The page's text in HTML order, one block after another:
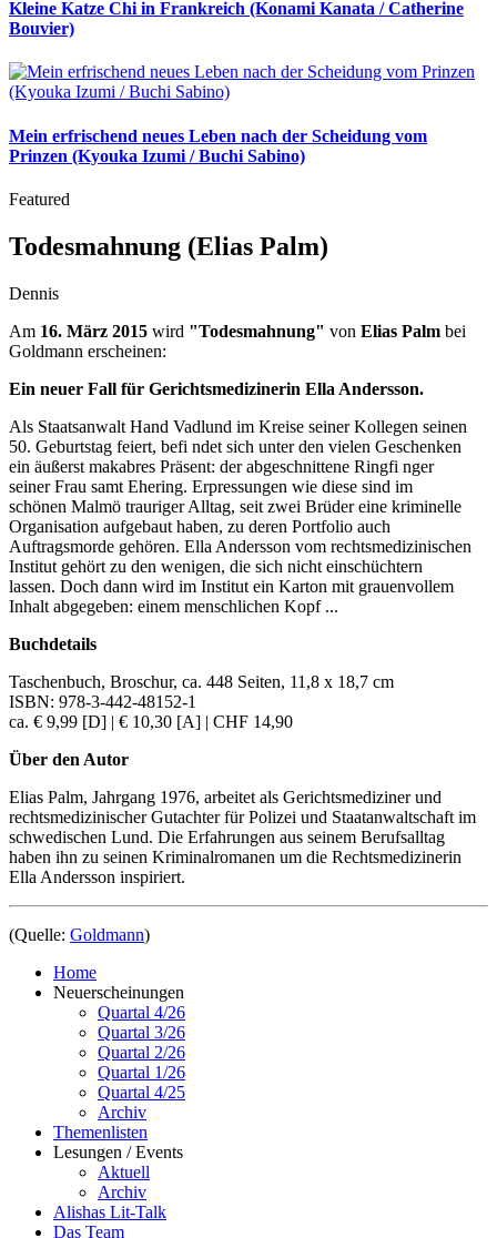
Kleine Katze Chi in Frankreich (Konami Kanata / Catherine
Bouvier)
Mein erfrischend neues Leben nach der Scheidung vom
Prinzen (Kyouka Izumi / Buchi Sabino)
Featured
Todesmahnung (Elias Palm)
Dennis
Am 16. März 2015 wird "Todesmahnung" von Elias Palm bei
Goldmann erscheinen:
Ein neuer Fall für Gerichtsmedizinerin Ella Andersson.
Als Staatsanwalt Hand Vadlund im Kreise seiner Kollegen seinen
50. Geburtstag feiert, befi ndet sich unter den vielen Geschenken
ein äußerst makabres Präsent: der abgeschnittene Ringfi nger
seiner Frau samt Ehering. Erpressungen wie diese sind im
schönen Malmö trauriger Alltag, seit zwei Brüder eine kriminelle
Organisation aufgebaut haben, zu deren Portfolio auch
Auftragsmorde gehören. Ella Andersson vom rechtsmedizinischen
Institut gehört zu den wenigen, die sich nicht einschüchtern
lassen. Doch dann wird im Institut ein Karton mit grauenvollem
Inhalt abgegeben: einem menschlichen Kopf ...
Buchdetails
Taschenbuch, Broschur, ca. 448 Seiten, 11,8 x 18,7 cm
ISBN: 978-3-442-48152-1
ca. € 9,99 [D] | € 10,30 [A] | CHF 14,90
Über den Autor
Elias Palm, Jahrgang 1976, arbeitet als Gerichtsmediziner und
rechtsmedizinischer Gutachter für Polizei und Staatanwaltschaft im
schwedischen Lund. Die Erfahrungen aus seinem Berufsalltag
haben ihn zu seinen Kriminalromanen um die Rechtsmedizinerin
Ella Andersson inspiriert.
(Quelle: Goldmann)
Home
Neuerscheinungen
Quartal 4/26
Quartal 3/26
Quartal 2/26
Quartal 1/26
Quartal 4/25
Archiv
Themenlisten
Lesungen / Events
Aktuell
Archiv
Alishas Lit-Talk
Das Team